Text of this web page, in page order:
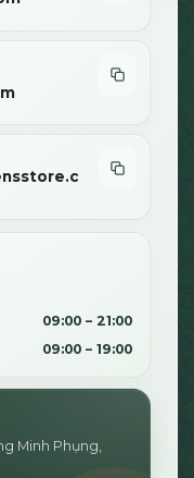
09:00 – 21:00
09:00 – 19:00
Minh Phụng,